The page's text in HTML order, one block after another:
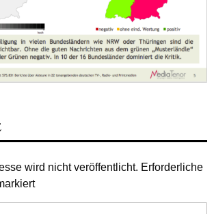
wird nicht veröffentlicht. Erforderliche